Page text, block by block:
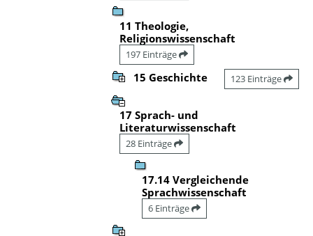
11 Theologie,
Religionswissenschaft
197 Einträge
15 Geschichte 123 Einträge
17 Sprach- und
Literaturwissenschaft
28 Einträge
17.14 Vergleichende
Sprachwissenschaft
6 Einträge